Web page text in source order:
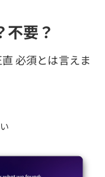
不要？
必須とは言えま